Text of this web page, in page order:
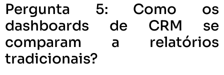
Pergunta 5: Como os
dashboards de CRM se
comparam a relatórios
tradicionais?